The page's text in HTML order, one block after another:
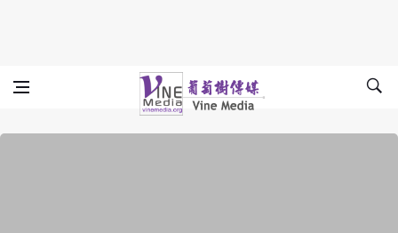
Vine Media
葡萄樹傳媒